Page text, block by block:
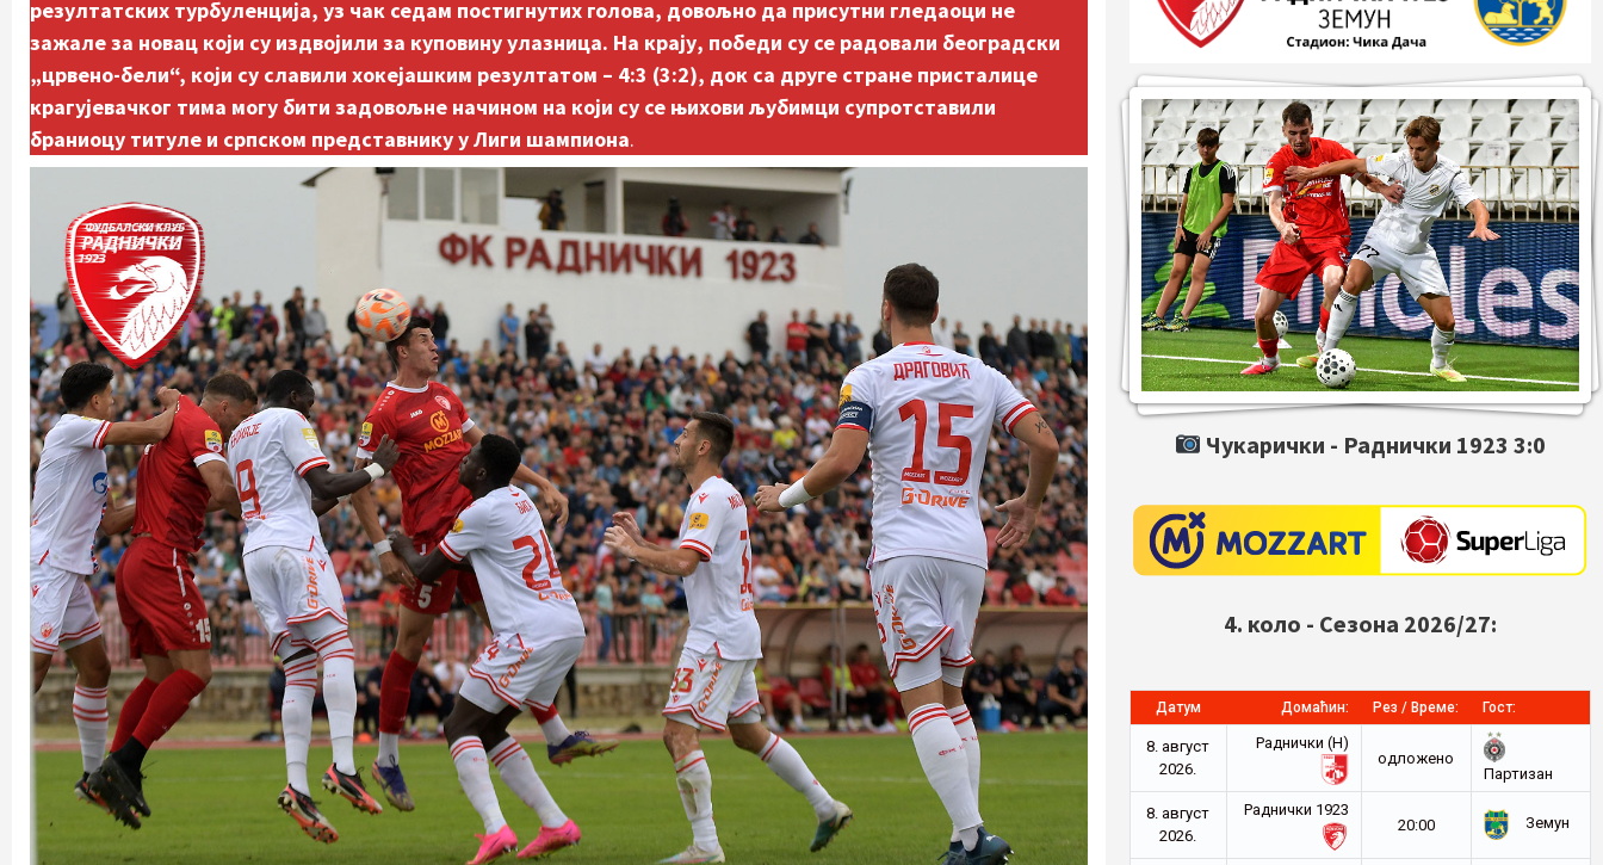
резултатских турбуленција, уз чак седам постигнутих голова, довољно да присутни гледаоци не
зажале за новац који су издвојили за куповину улазница. На крају, победи су се радовали београдски
„црвено-бели“, који су славили хокејашким резултатом – 4:3 (3:2), док са друге стране присталице
крагујевачког тима могу бити задовољне начином на који су се њихови љубимци супротставили
браниоцу титуле и српском представнику у Лиги шампиона.
Чукарички - Раднички 1923 3:0
4. коло - Сезона 2026/27:
Датум Домаћин: Рез / Време: Гост:
8. август
2026.
Раднички (Н)
oдложено
Партизан
8. август
2026.
Раднички 1923
20:00
Земун